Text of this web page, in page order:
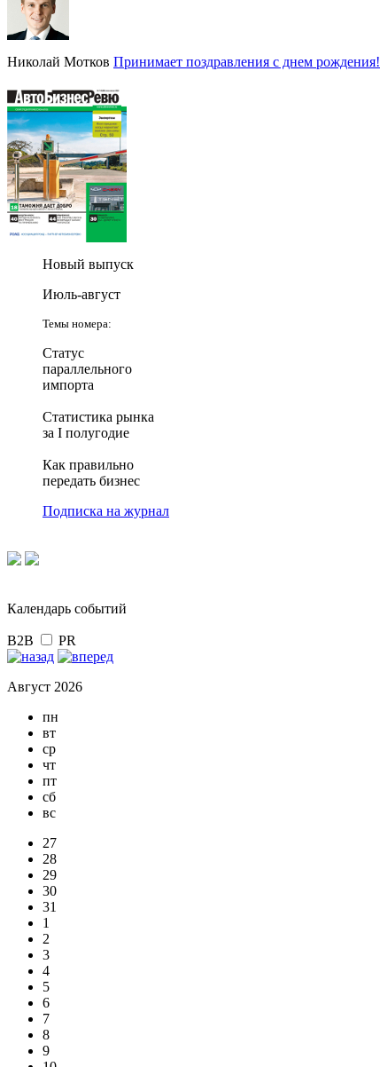
Николай Мотков Принимает поздравления с днем рождения!
Новый выпуск
Июль-август
Темы номера:
Статус
параллельного
импорта
Статистика рынка
за I полугодие
Как правильно
передать бизнес
Подписка на журнал
Календарь событий
B2B PR
Август 2026
пн
вт
ср
чт
пт
сб
вс
27
28
29
30
31
1
2
3
4
5
6
7
8
9